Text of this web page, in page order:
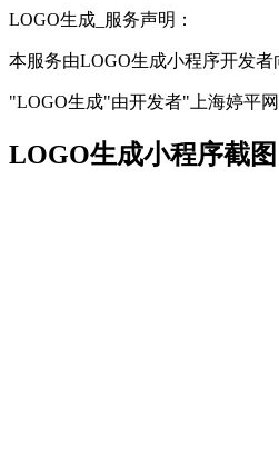
LOGO生成_服务声明：
本服务由LOGO生成小程序开发
"LOGO生成"由开发者"上海婷平
LOGO生成小程序截图